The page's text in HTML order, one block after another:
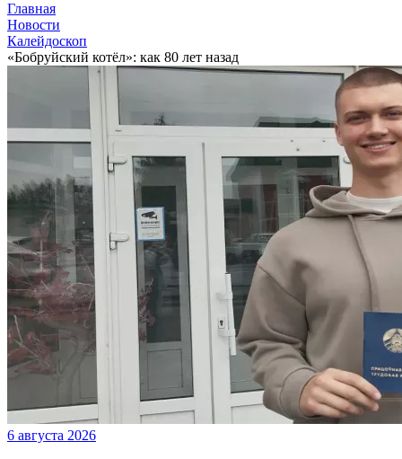
Главная
Новости
Калейдоскоп
«Бобруйский котёл»: как 80 лет назад
6 августа 2026